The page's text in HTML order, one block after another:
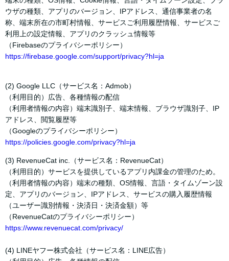
ウザの種類、アプリのバージョン、IPアドレス、通信事業者の名
称、端末所在の市町村情報、サービスご利用履歴情報、サービスご
利用上の設定情報、アプリのクラッシュ情報等
（Firebaseのプライバシーポリシー）
https://firebase.google.com/support/privacy?hl=ja
(2) Google LLC（サービス名：Admob）
（利用目的）広告、各種情報の配信
（利用者情報の内容）端末識別子、端末情報、ブラウザ識別子、IP
アドレス、閲覧履歴等
（Googleのプライバシーポリシー）
https://policies.google.com/privacy?hl=ja
(3) RevenueCat inc.（サービス名：RevenueCat）
（利用目的）サービスを提供しているアプリ内課金の管理のため。
（利用者情報の内容）端末の種類、OS情報、言語・タイムゾーン設
定、アプリのバージョン、IPアドレス、サービスの購入履歴情報
（ユーザー識別情報・決済日・決済金額）等
（RevenueCatのプライバシーポリシー）
https://www.revenuecat.com/privacy/
(4) LINEヤフー株式会社（サービス名：LINE広告）